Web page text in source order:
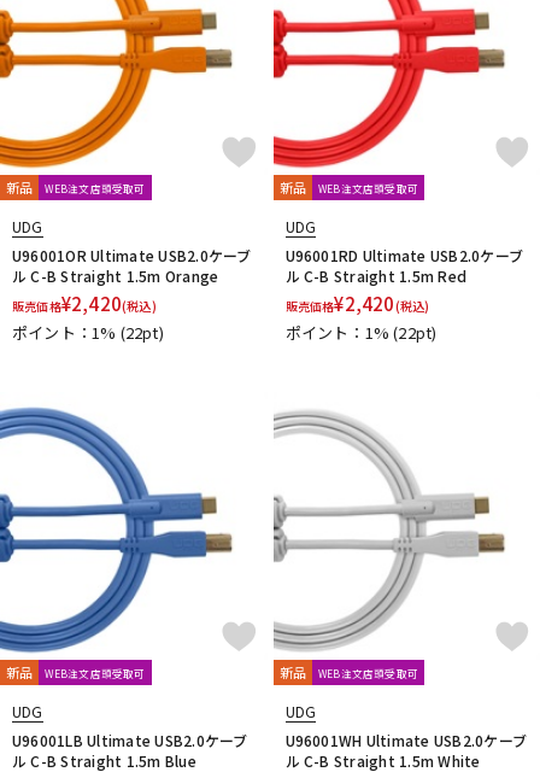
新品 WEB注文店頭受取可
UDG
U96001OR Ultimate USB2.0ケーブ
ル C-B Straight 1.5m Orange
販売価格¥2,420(税込)
ポイント：1% (22pt)
新品 WEB注文店頭受取可
UDG
U96001RD Ultimate USB2.0ケーブ
ル C-B Straight 1.5m Red
販売価格¥2,420(税込)
ポイント：1%(22pt)
新品 WEB注文店頭受取可
UDG
U96001LB Ultimate USB2.0ケーブ
ル C-B Straight 1.5m Blue
新品 WEB注文店頭受取可
UDG
U96001WH Ultimate USB2.0ケーブ
ル C-B Straight 1.5m White